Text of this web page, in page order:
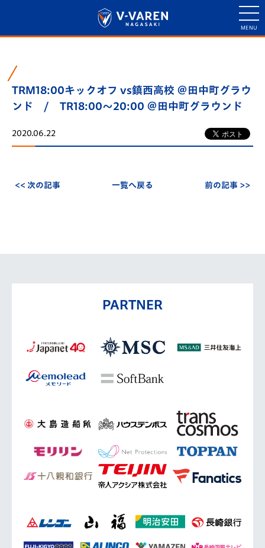
TRM18:00キックオフ vs鎮西高校 ＠田中町グラウ
ンド / TR18:00～20:00 ＠田中町グラウンド
2020.06.22
<< 次の記事 一覧へ戻る 前の記事 >>
PARTNER